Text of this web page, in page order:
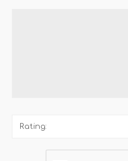
Rating: